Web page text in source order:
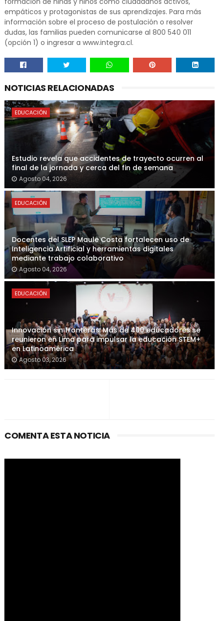
empáticos y protagonistas de sus aprendizajes. Para más
información sobre el proceso de postulación o resolver
dudas, las familias pueden comunicarse al 800 540 011
(opción 1) o ingresar a www.integra.cl.
NOTICIAS RELACIONADAS
EDUCACIÓN
Estudio revela que accidentes de trayecto ocurren al
final de la jornada y cerca del fin de semana
Agosto 04, 2026
EDUCACIÓN
Docentes del SLEP Maule Costa fortalecen uso de
Inteligencia Artificial y herramientas digitales
mediante trabajo colaborativo
Agosto 04, 2026
EDUCACIÓN
Innovación sin fronteras: Más de 400 educadores se
reunieron en Lima para impulsar la educación STEM+
en Latinoamérica
Agosto 03, 2026
COMENTA ESTA NOTICIA